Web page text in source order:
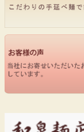
2026.3.27
価格改定のお願い
2025.6.18
2025.6.16
手延べひやむぎの